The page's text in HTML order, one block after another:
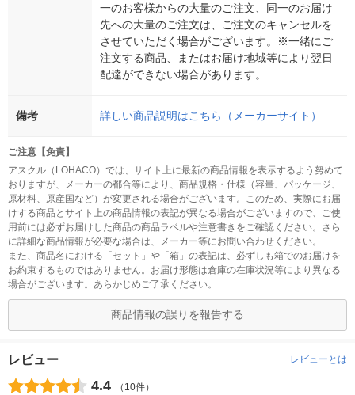
一のお客様からの大量のご注文、同一のお届け
先への大量のご注文は、ご注文のキャンセルを
させていただく場合がございます。※一緒にご
注文する商品、またはお届け地域等により翌日
配達ができない場合があります。
備考 詳しい商品説明はこちら（メーカーサイト）
ご注意【免責】
アスクル（LOHACO）では、サイト上に最新の商品情報を表示するよう努めて
おりますが、メーカーの都合等により、商品規格・仕様（容量、パッケージ、
原材料、原産国など）が変更される場合がございます。このため、実際にお届
けする商品とサイト上の商品情報の表記が異なる場合がございますので、ご使
用前には必ずお届けした商品の商品ラベルや注意書きをご確認ください。さら
に詳細な商品情報が必要な場合は、メーカー等にお問い合わせください。
また、商品名における「セット」や「箱」の表記は、必ずしも箱でのお届けを
お約束するものではありません。お届け形態は倉庫の在庫状況等により異なる
場合がございます。あらかじめご了承ください。
商品情報の誤りを報告する
レビュー レビューとは
4.4 （10件）